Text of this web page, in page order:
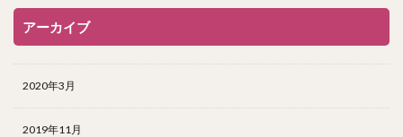
アーカイブ
2020年3月
2019年11月